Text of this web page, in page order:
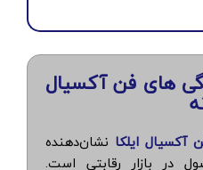
های فن آکسیال
آکسیال ایلکا نشان‌دهنده
در بازار رقابتی است.